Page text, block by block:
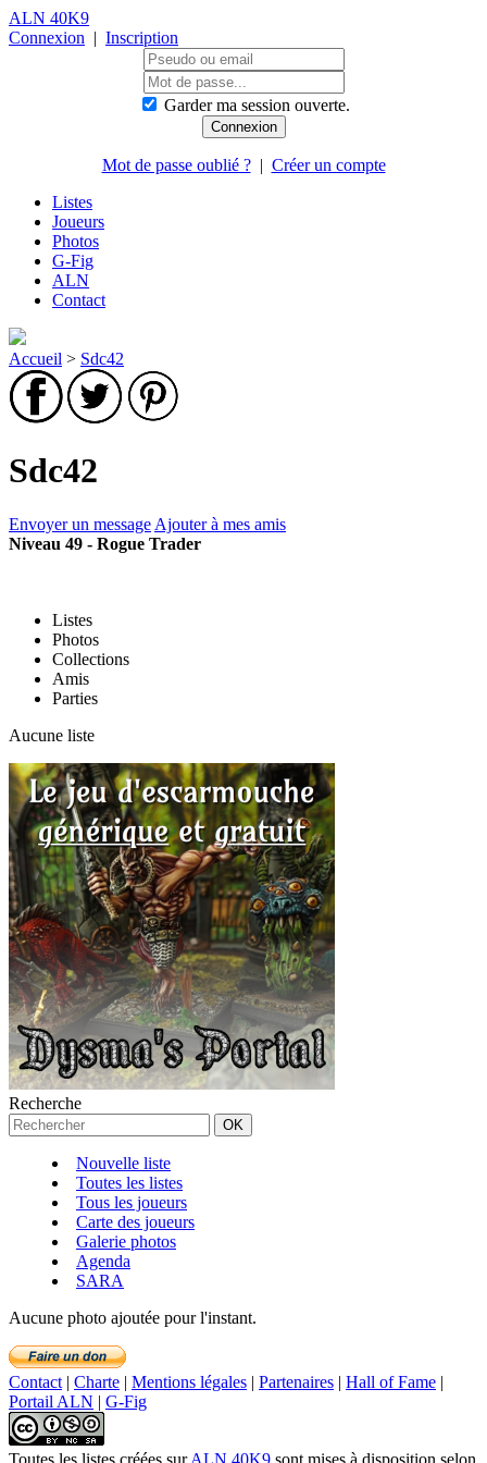
ALN 40K9
Connexion | Inscription
Garder ma session ouverte.
Mot de passe oublié ?| Créer un compte
Listes
Joueurs
Photos
G-Fig
ALN
Contact
Accueil > Sdc42
Sdc42
Envoyer un message Ajouter à mes amis
Niveau 49 - Rogue Trader
Listes
Photos
Collections
Amis
Parties
Aucune liste
Recherche
Nouvelle liste
Toutes les listes
Tous les joueurs
Carte des joueurs
Galerie photos
Agenda
SARA
Aucune photo ajoutée pour l'instant.
Contact | Charte | Mentions légales | Partenaires | Hall of Fame |
Portail ALN | G-Fig
Toutes les listes créées sur ALN 40K9 sont mises à disposition selon